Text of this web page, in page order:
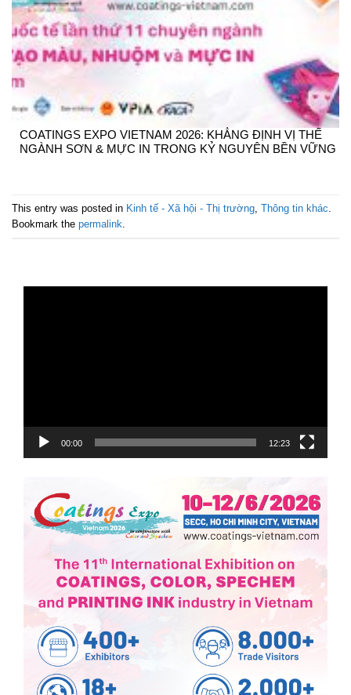
COATINGS EXPO VIETNAM 2026: KHẲNG ĐỊNH VỊ THẾ
NGÀNH SƠN & MỰC IN TRONG KỶ NGUYÊN BỀN VỮNG
This entry was posted in Kinh tế - Xã hội - Thị trường Thông tin khác
Bookmark the permalink
00:00 12:23